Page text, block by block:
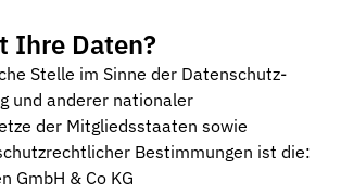
schützt O-Ringe bei hohem Druck
im Pneumatikzylinder
für plane Flächen, Flansche und
Ihre Daten?
Stelle im Sinne der Datenschutz-
und anderer nationaler
der Mitgliedsstaaten sowie
Bestimmungen ist die:
GmbH & Co KG